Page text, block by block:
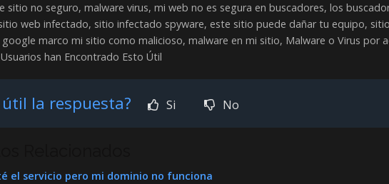
sitio no seguro, malware virus, mi web no es segura en buscadores, los
web infectado, sitio infectado spyware, este sitio puede dañar tu equipo,
marco mi sitio como malicioso, malware en mi sitio, Malware o Virus por
han Encontrado Esto Útil
útil la respuesta? Si No
el servicio pero mi dominio no funciona